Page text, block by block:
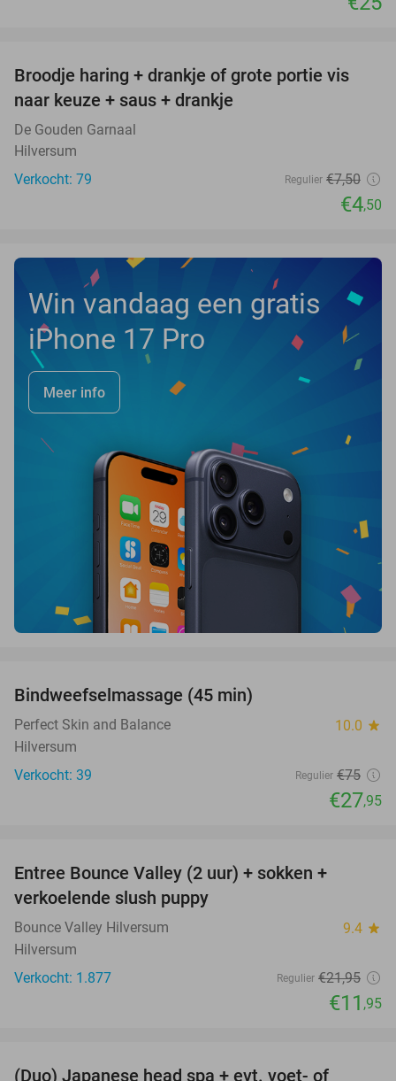
40%
Broodje haring + drankje of grote portie vis
naar keuze + saus + drankje
De Gouden Garnaal
Hilversum
Verkocht: 79
Regulier €7,50
€4,50
Win vandaag een gratis
iPhone 17 Pro
Meer info
Bindweefselmassage (45 min)
Perfect Skin and Balance 10.0 star
Hilversum
Verkocht: 39
Regulier €75
€27,95
Entree Bounce Valley (2 uur) + sokken +
verkoelende slush puppy
Bounce Valley Hilversum 9.4 star
Hilversum
Verkocht: 1.877
Regulier €21,95
€11 ,95
(Duo) Japanese head spa + evt. voet- of